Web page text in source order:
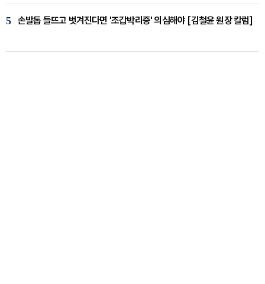
5 손발톱 들뜨고 벗겨진다면 '조갑박리증' 의심해야 [김철윤 원장 칼럼]